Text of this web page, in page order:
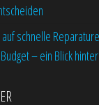
schnelle
– ein Blick